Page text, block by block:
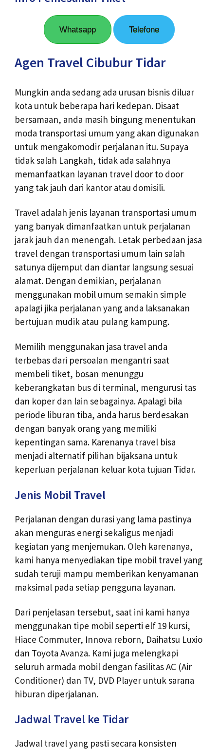
Whatsapp Telefone
Agen Travel Cibubur Tidar
Mungkin anda sedang ada urusan bisnis diluar
kota untuk beberapa hari kedepan. Disaat
bersamaan, anda masih bingung menentukan
moda transportasi umum yang akan digunakan
untuk mengakomodir perjalanan itu. Supaya
tidak salah Langkah, tidak ada salahnya
memanfaatkan layanan travel door to door
yang tak jauh dari kantor atau domisili.
Travel adalah jenis layanan transportasi umum
yang banyak dimanfaatkan untuk perjalanan
jarak jauh dan menengah. Letak perbedaan jasa
travel dengan transportasi umum lain salah
satunya dijemput dan diantar langsung sesuai
alamat. Dengan demikian, perjalanan
menggunakan mobil umum semakin simple
apalagi jika perjalanan yang anda laksanakan
bertujuan mudik atau pulang kampung.
Memilih menggunakan jasa travel anda
terbebas dari persoalan mengantri saat
membeli tiket, bosan menunggu
keberangkatan bus di terminal, mengurusi tas
dan koper dan lain sebagainya. Apalagi bila
periode liburan tiba, anda harus berdesakan
dengan banyak orang yang memiliki
kepentingan sama. Karenanya travel bisa
menjadi alternatif pilihan bijaksana untuk
keperluan perjalanan keluar kota tujuan Tidar.
Jenis Mobil Travel
Perjalanan dengan durasi yang lama pastinya
akan menguras energi sekaligus menjadi
kegiatan yang menjemukan. Oleh karenanya,
kami hanya menyediakan tipe mobil travel yang
sudah teruji mampu memberikan kenyamanan
maksimal pada setiap pengguna layanan.
Dari penjelasan tersebut, saat ini kami hanya
menggunakan tipe mobil seperti elf 19 kursi,
Hiace Commuter, Innova reborn, Daihatsu Luxio
dan Toyota Avanza. Kami juga melengkapi
seluruh armada mobil dengan fasilitas AC (Air
Conditioner) dan TV, DVD Player untuk sarana
hiburan diperjalanan.
Jadwal Travel ke Tidar
Jadwal travel yang pasti secara konsisten